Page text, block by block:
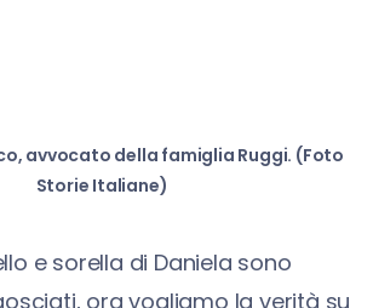
avvocato della famiglia Ruggi. (Foto
Storie Italiane)
e sorella di Daniela sono
ora vogliamo la verità su